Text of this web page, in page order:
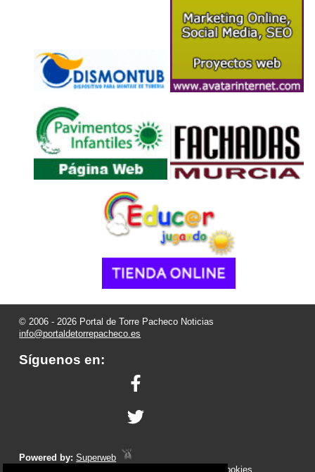
© 2006 - 2026 Portal de Torre Pacheco Noticias
info@portaldetorrepacheco.es
Síguenos en:
Powered by:Superweb
Política de Cookies